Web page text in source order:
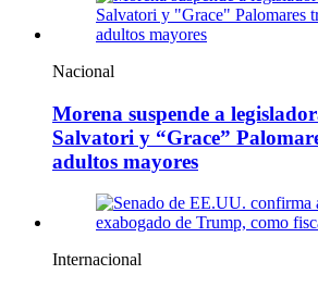
Nacional
Morena suspende a
Salvatori y “Grace”
adultos mayores
Internacional